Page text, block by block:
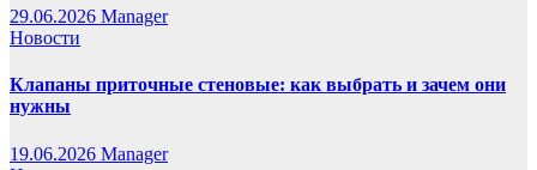
29.06.2026 Manager
Новости
Клапаны приточные стеновые: как выбрать и зачем они
нужны
19.06.2026 Manager